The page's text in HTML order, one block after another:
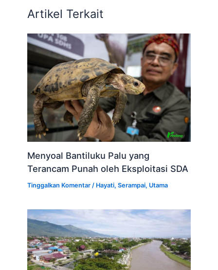
Artikel Terkait
Menyoal Bantiluku Palu yang
Terancam Punah oleh Eksploitasi SDA
Tinggalkan Komentar / Hayati,Serampai, Utama